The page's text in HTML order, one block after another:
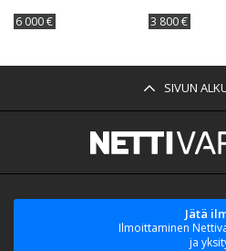
6 000 € 3 800 €
SIVUN
Jätä
Ilmoittaminen
ja